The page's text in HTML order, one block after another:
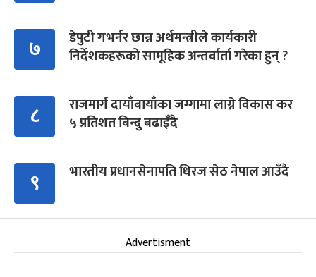
७
डेपुटी गभर्नर छान्न अर्थमन्त्रीले कार्यकारी
निर्देशकहरूको सामूहिक अन्तर्वार्ता गरेका हुन् ?
८
राजमार्ग दायाँबायाँका जग्गामा लाग्ने विकास कर
५ प्रतिशत बिन्दु बढाइँदै
९ भारतीय प्रधानसेनापति धिरज सेठ नेपाल आउँदै
Advertisment